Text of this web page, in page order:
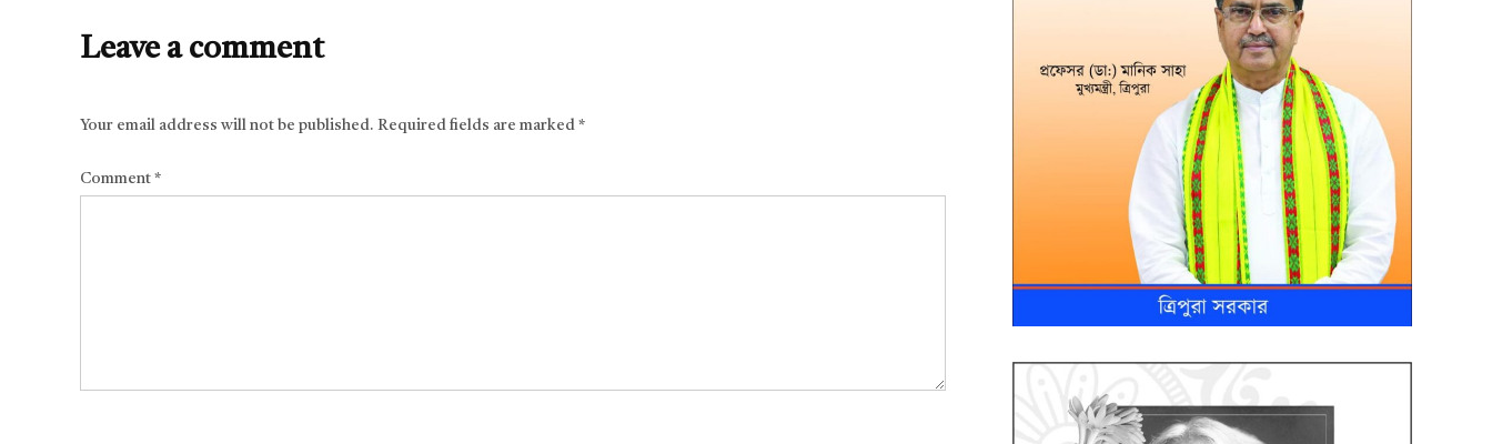
Leave a comment
Your email address will not be published. Required fields are marked *
Comment *